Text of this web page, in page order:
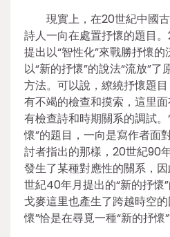
現實上，在20世紀中國
詩人一向在處置抒懷的題目
提出以“智性化”來戰勝抒懷
以“新的抒懷”的說法“流放”
方法。可以說，繚繞抒懷題
有不竭的檢查和摸索，這里
有檢查詩和時期關系的調試。
懷”的題目，一向是寫作者面
討者指出的那樣，20世紀90
發生了某種對應性的關系，
世紀40年月提出的“新的抒懷
戈麥這里也產生了跨越時空
懷”恰是在尋覓一種“新的抒懷”